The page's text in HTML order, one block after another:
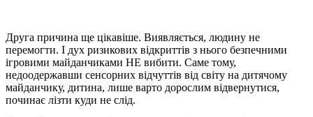
Друга причина ще цікавіше. Виявляється, людину не
перемогти. І дух ризикових відкриттів з нього безпечними
ігровими майданчиками НЕ вибити. Саме тому,
недоодержавши сенсорних відчуттів від світу на дитячому
майданчику, дитина, лише варто дорослим відвернутися,
починає лізти куди не слід.